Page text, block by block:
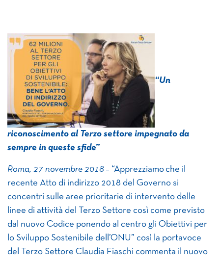
“Un
riconoscimento al Terzo settore impegnato da
sempre in queste sfide”
Roma, 27 novembre 2018 – “Apprezziamo che il
recente Atto di indirizzo 2018 del Governo si
concentri sulle aree prioritarie di intervento delle
linee di attività del Terzo Settore così come previsto
dal nuovo Codice ponendo al centro gli Obiettivi per
lo Sviluppo Sostenibile dell’ONU” così la portavoce
del Terzo Settore Claudia Fiaschi commenta il nuovo